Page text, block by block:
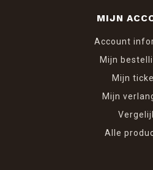
MIJN
Account
Mijn
Mijn
Mijn
Alle